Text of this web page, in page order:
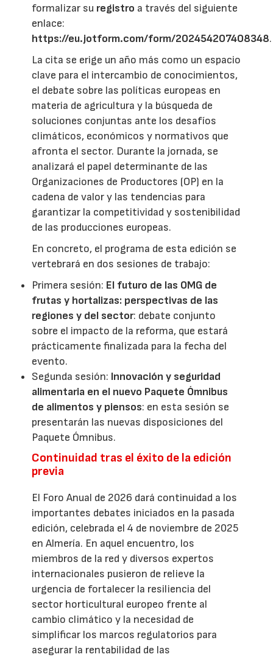
formalizar su registro a través del siguiente
enlace:
https://eu.jotform.com/form/202454207408348.
La cita se erige un año más como un espacio
clave para el intercambio de conocimientos,
el debate sobre las políticas europeas en
materia de agricultura y la búsqueda de
soluciones conjuntas ante los desafíos
climáticos, económicos y normativos que
afronta el sector. Durante la jornada, se
analizará el papel determinante de las
Organizaciones de Productores (OP) en la
cadena de valor y las tendencias para
garantizar la competitividad y sostenibilidad
de las producciones europeas.
En concreto, el programa de esta edición se
vertebrará en dos sesiones de trabajo:
Primera sesión: El futuro de las OMG de
frutas y hortalizas: perspectivas de las
regiones y del sector: debate conjunto
sobre el impacto de la reforma, que estará
prácticamente finalizada para la fecha del
evento.
Segunda sesión: Innovación y seguridad
alimentaria en el nuevo Paquete Ómnibus
de alimentos y piensos: en esta sesión se
presentarán las nuevas disposiciones del
Paquete Ómnibus.
Continuidad tras el éxito de la edición
previa
El Foro Anual de 2026 dará continuidad a los
importantes debates iniciados en la pasada
edición, celebrada el 4 de noviembre de 2025
en Almería. En aquel encuentro, los
miembros de la red y diversos expertos
internacionales pusieron de relieve la
urgencia de fortalecer la resiliencia del
sector horticultural europeo frente al
cambio climático y la necesidad de
simplificar los marcos regulatorios para
asegurar la rentabilidad de las